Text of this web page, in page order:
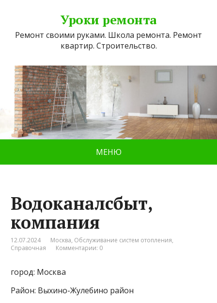
Уроки ремонта
Ремонт своими руками. Школа ремонта. Ремонт
квартир. Строительство.
МЕНЮ
Водоканалсбыт,
компания
12.07.2024 Москва, Обслуживание систем отопления,
Справочная
Комментарии: 0
город: Москва
Район: Выхино-Жулебино район